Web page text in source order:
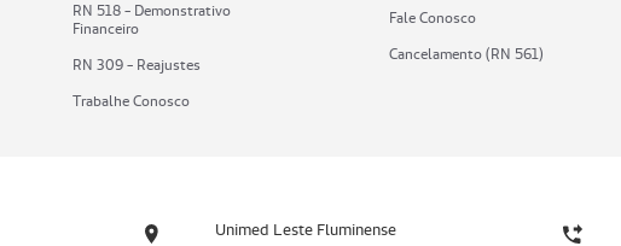
RN 518 - Demonstrativo
Financeiro
RN 309 - Reajustes
Trabalhe Conosco
Fale Conosco
Cancelamento (RN 561)
Unimed Leste Fluminense